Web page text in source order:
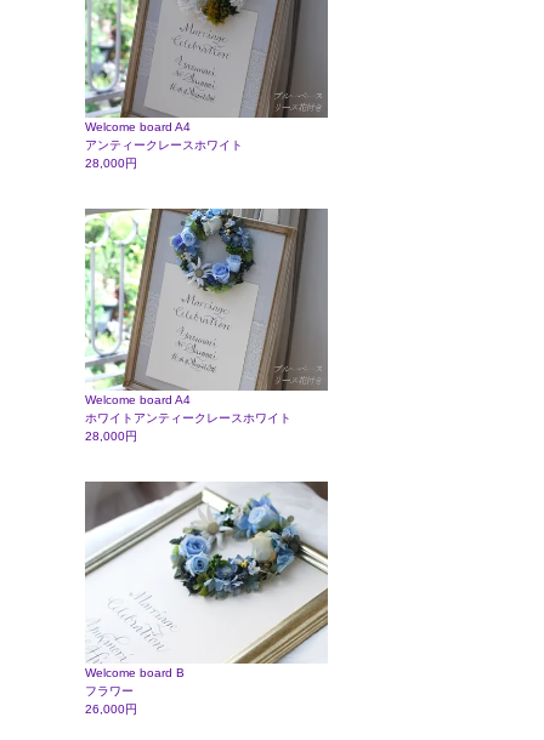
Welcome board A4
アンティークレースホワイト
28,000円
Welcome board A4
ホワイトアンティークレースホワイト
28,000円
Welcome board B
フラワー
26,000円